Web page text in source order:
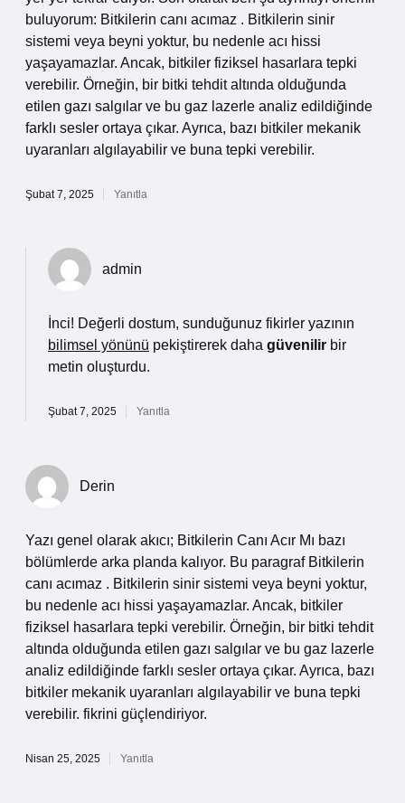
buluyorum: Bitkilerin canı acımaz . Bitkilerin sinir
sistemi veya beyni yoktur, bu nedenle acı hissi
yaşayamazlar. Ancak, bitkiler fiziksel hasarlara tepki
verebilir. Örneğin, bir bitki tehdit altında olduğunda
etilen gazı salgılar ve bu gaz lazerle analiz edildiğinde
farklı sesler ortaya çıkar. Ayrıca, bazı bitkiler mekanik
uyaranları algılayabilir ve buna tepki verebilir.
Şubat 7, 2025 Yanıtla
admin
İnci! Değerli dostum, sunduğunuz fikirler yazının
bilimsel yönünü pekiştirerek daha güvenilir bir
metin oluşturdu.
Şubat 7, 2025 Yanıtla
Derin
Yazı genel olarak akıcı; Bitkilerin Canı Acır Mı bazı
bölümlerde arka planda kalıyor. Bu paragraf Bitkilerin
canı acımaz . Bitkilerin sinir sistemi veya beyni yoktur,
bu nedenle acı hissi yaşayamazlar. Ancak, bitkiler
fiziksel hasarlara tepki verebilir. Örneğin, bir bitki tehdit
altında olduğunda etilen gazı salgılar ve bu gaz lazerle
analiz edildiğinde farklı sesler ortaya çıkar. Ayrıca, bazı
bitkiler mekanik uyaranları algılayabilir ve buna tepki
verebilir. fikrini güçlendiriyor.
Nisan 25, 2025 Yanıtla